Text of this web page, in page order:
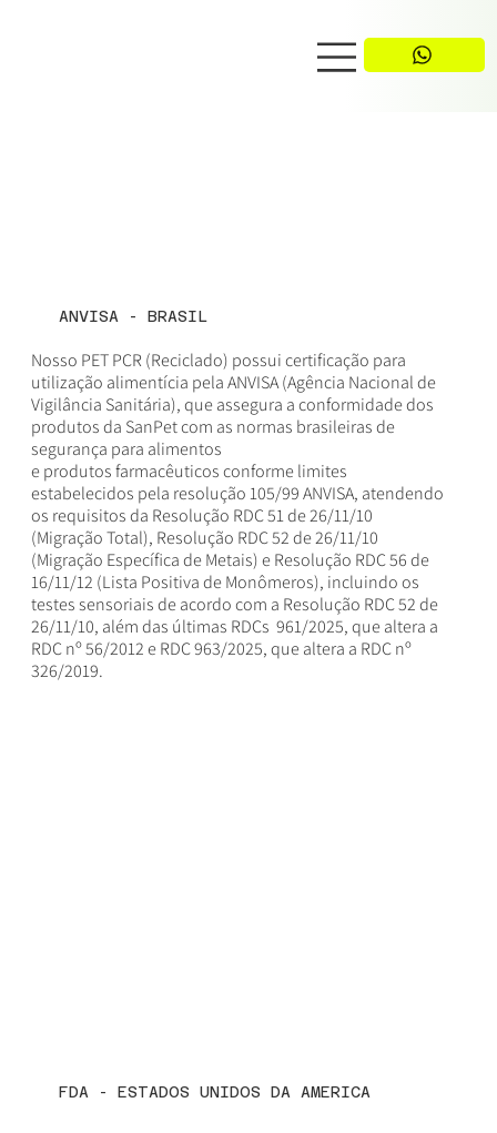
ANVISA - BRASIL
Nosso PET PCR (Reciclado) possui certificação para
utilização alimentícia pela ANVISA (Agência Nacional de
Vigilância Sanitária), que assegura a conformidade dos
produtos da SanPet com as normas brasileiras de
segurança para alimentos
e produtos farmacêuticos conforme limites
estabelecidos pela resolução 105/99 ANVISA, atendendo
os requisitos da Resolução RDC 51 de 26/11/10
(Migração Total), Resolução RDC 52 de 26/11/10
(Migração Específica de Metais) e Resolução RDC 56 de
16/11/12 (Lista Positiva de Monômeros), incluindo os
testes sensoriais de acordo com a Resolução RDC 52 de
26/11/10, além das últimas RDCs 961/2025, que altera a
RDC nº 56/2012 e RDC 963/2025, que altera a RDC nº
326/2019.
FDA - ESTADOS UNIDOS DA AMERICA